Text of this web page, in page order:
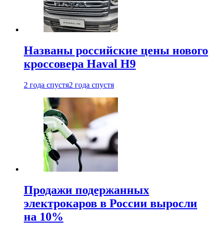
Названы российские цены нового
кроссовера Haval H9
2 года спустя2 года спустя
Продажи подержанных
электрокаров в России выросли
на 10%